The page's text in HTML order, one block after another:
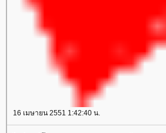
16 เมษายน 2551 1:42:40 น.